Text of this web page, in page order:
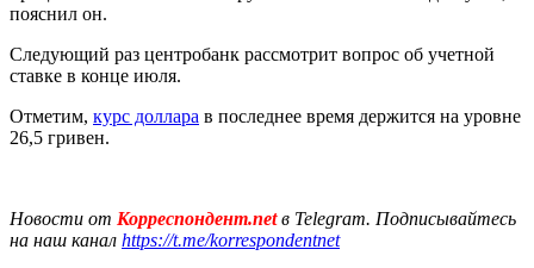
пояснил он.
Следующий раз центробанк рассмотрит вопрос об учетной
ставке в конце июля.
Отметим, курс доллара в последнее время держится на уровне
26,5 гривен.
Новости от Корреспондент.netв Telegram. Подписывайтесь
на наш канал https://t.me/korrespondentnet